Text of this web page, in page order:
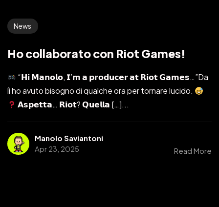
News
Ho collaborato con Riot Games!
“𝗛𝗶 𝗠𝗮𝗻𝗼𝗹𝗼, 𝗜’𝗺 𝗮 𝗽𝗿𝗼𝗱𝘂𝗰𝗲𝗿 𝗮𝘁 𝗥𝗶𝗼𝘁 𝗚𝗮𝗺𝗲𝘀…”Da
lì ho avuto bisogno di qualche ora per tornare lucido.
𝗔𝘀𝗽𝗲𝘁𝘁𝗮… 𝗥𝗶𝗼𝘁? 𝗤𝘂𝗲𝗹𝗹𝗮 […]...
Manolo Saviantoni
Apr 23, 2025
Read More